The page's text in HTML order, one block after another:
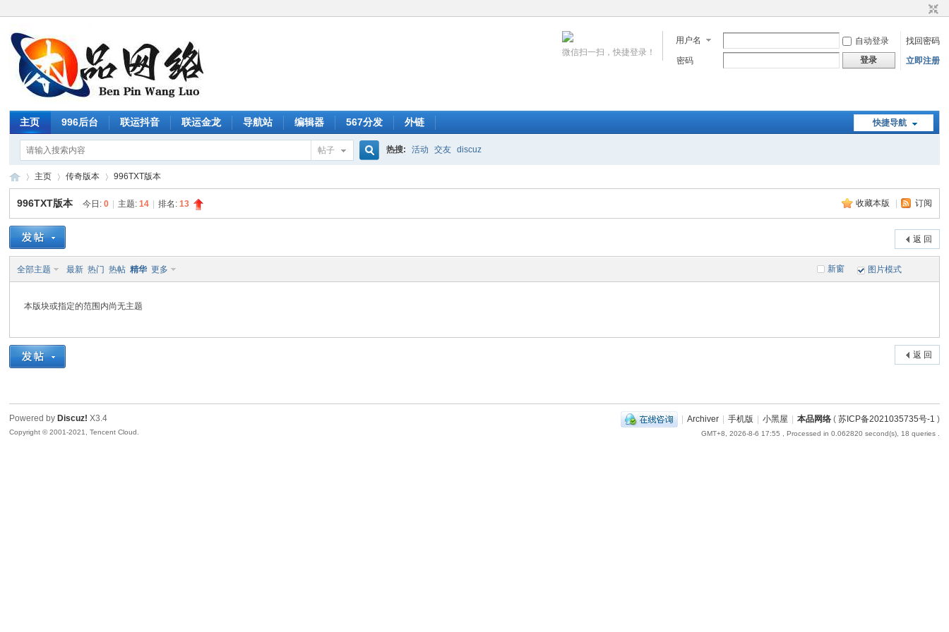
用户名 自动登录
找回密码
密码
登录 立即注册
微信扫一扫，快捷登录！
快捷导航
主页 996后台 联运抖音 联运金龙 导航站 编辑器 567分发 外链
帖子 热搜: 活动 交友 discuz
»
主页
›
传奇版本 996TXT版本
收藏本版 订阅
996TXT版本 今日:0 主题:14 排名:13
返 回
新窗
全部主题 最新 热门 热帖 精华 更多 图片模式
本版块或指定的范围内尚无主题
返 回
| Archiver | 手机版 | 小黑屋 | 本品网络( 苏ICP备2021035735号-1 )
GMT+8, 2026-8-6 17:55 , Processed in 0.062820 second(s), 18 queries .
Powered by Discuz! X3.4
Copyright © 2001-2021, Tencent Cloud.